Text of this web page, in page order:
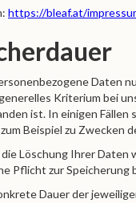
https://bleaf.at/
Daten
Kriterium bei
ist. In einigen
Beispiel zu Zwecken
Löschung Ihrer Daten
Pflicht zur Speicherung
Dauer der